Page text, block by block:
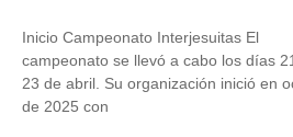
Inicio Campeonato Interjesuitas El
campeonato se llevó a cabo los días
23 de abril. Su organización inició en
de 2025 con